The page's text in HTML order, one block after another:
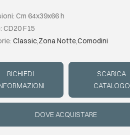
Cm 64x39x66 h
CD20 F15
Classic,Zona Notte,Comodini
RICHIEDI
SCARICA
CATALOGO
DOVE ACQUISTARE